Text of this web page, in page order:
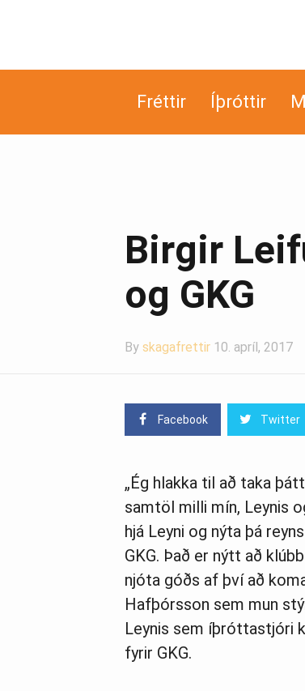
Fréttir Íþróttir
Birgir
og GKG
By skagafrettir 10. apríl, 2017
Facebook Twitter
„Ég hlakka til að taka
samtöl milli mín, Leynis
hjá Leyni og nýta þá
GKG. Það er nýtt að
njóta góðs af því að
Hafþórsson sem mun
Leynis sem íþróttastjóri
fyrir GKG.